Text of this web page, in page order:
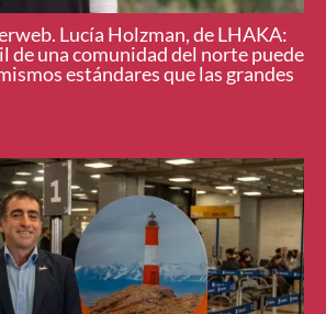
Lucía Holzman, de LHAKA:
de una comunidad del norte puede
estándares que las grandes